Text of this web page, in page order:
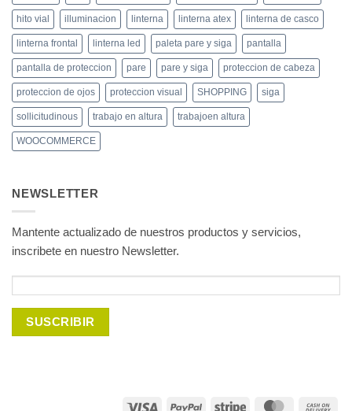
hito vial illuminacion linterna linterna atex linterna de casco
linterna frontal linterna led paleta pare y siga pantalla
pantalla de proteccion pare pare y siga proteccion de cabeza
proteccion de ojos proteccion visual SHOPPING siga
sollicitudinous trabajo en altura trabajoen altura
WOOCOMMERCE
NEWSLETTER
Mantente actualizado de nuestros productos y servicios,
inscribete en nuestro Newsletter.
Visa PayPal Stripe MasterCard